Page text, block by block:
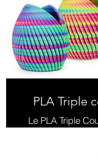
PLA Triple
Le PLA Triple
présente une